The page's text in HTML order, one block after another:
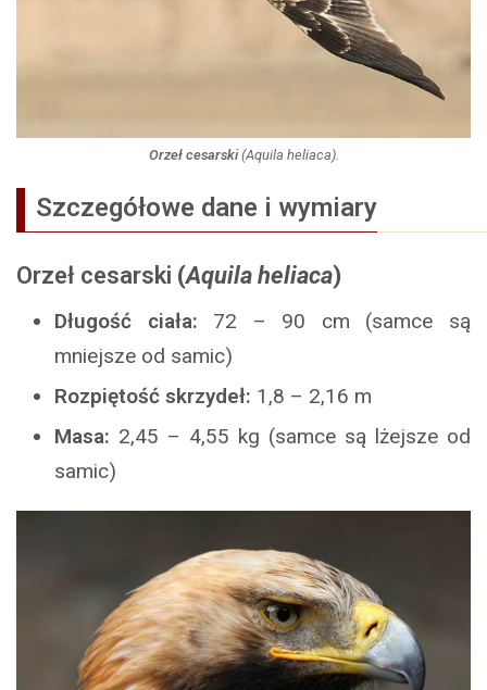
Orzeł cesarski(Aquila heliaca).
Szczegółowe dane i wymiary
Orzeł cesarski (Aquila heliaca)
Długość ciała: 72 – 90 cm (samce są
mniejsze od samic)
Rozpiętość skrzydeł: 1,8 – 2,16 m
Masa: 2,45 – 4,55 kg (samce są lżejsze od
samic)